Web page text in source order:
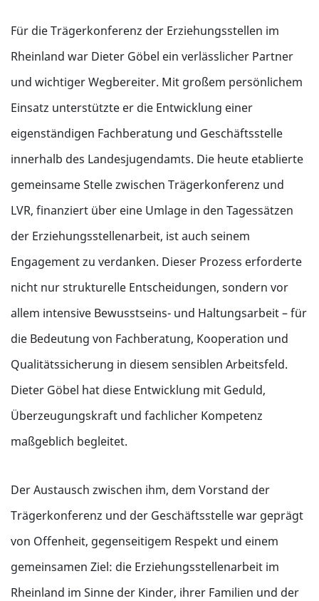
Für die Trägerkonferenz der Erziehungsstellen im
Rheinland war Dieter Göbel ein verlässlicher Partner
und wichtiger Wegbereiter. Mit großem persönlichem
Einsatz unterstützte er die Entwicklung einer
eigenständigen Fachberatung und Geschäftsstelle
innerhalb des Landesjugendamts. Die heute etablierte
gemeinsame Stelle zwischen Trägerkonferenz und
LVR, finanziert über eine Umlage in den Tagessätzen
der Erziehungsstellenarbeit, ist auch seinem
Engagement zu verdanken. Dieser Prozess erforderte
nicht nur strukturelle Entscheidungen, sondern vor
allem intensive Bewusstseins- und Haltungsarbeit – für
die Bedeutung von Fachberatung, Kooperation und
Qualitätssicherung in diesem sensiblen Arbeitsfeld.
Dieter Göbel hat diese Entwicklung mit Geduld,
Überzeugungskraft und fachlicher Kompetenz
maßgeblich begleitet.
Der Austausch zwischen ihm, dem Vorstand der
Trägerkonferenz und der Geschäftsstelle war geprägt
von Offenheit, gegenseitigem Respekt und einem
gemeinsamen Ziel: die Erziehungsstellenarbeit im
Rheinland im Sinne der Kinder, ihrer Familien und der